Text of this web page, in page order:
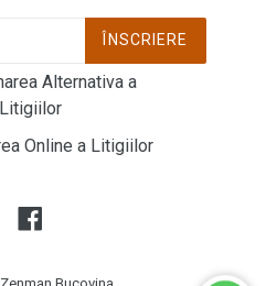
ÎNSCRIERE